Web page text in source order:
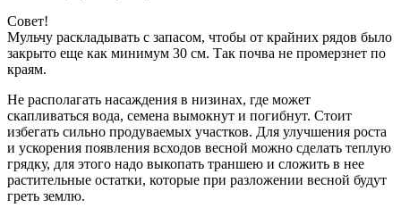
Совет!
Мульчу раскладывать с запасом, чтобы от крайних рядов было
закрыто еще как минимум 30 см. Так почва не промерзнет по
краям.
Не располагать насаждения в низинах, где может
скапливаться вода, семена вымокнут и погибнут. Стоит
избегать сильно продуваемых участков. Для улучшения роста
и ускорения появления всходов весной можно сделать теплую
грядку, для этого надо выкопать траншею и сложить в нее
растительные остатки, которые при разложении весной будут
греть землю.